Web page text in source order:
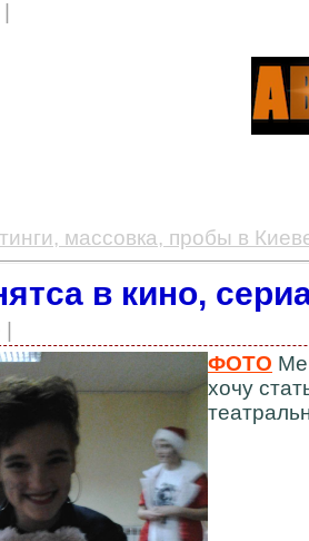
массовка, пробы в
в кино,
|
ФОТО
хочу